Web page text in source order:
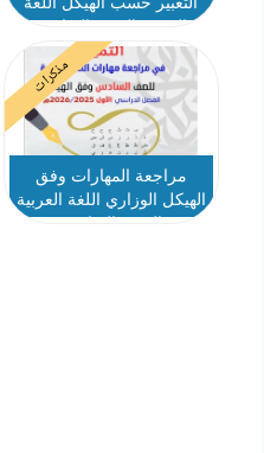
مذكرات
مراجعة المهارات وفق
الهيكل الوزاري اللغة العربية